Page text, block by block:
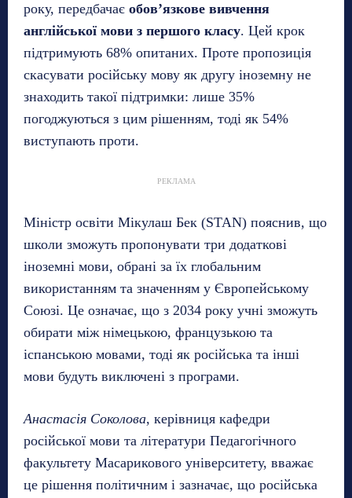
року, передбачає обов’язкове вивчення
англійської мови з першого класу. Цей крок
підтримують 68% опитаних. Проте пропозиція
скасувати російську мову як другу іноземну не
знаходить такої підтримки: лише 35%
погоджуються з цим рішенням, тоді як 54%
виступають проти.
РЕКЛАМА
Міністр освіти Мікулаш Бек (STAN) пояснив, що
школи зможуть пропонувати три додаткові
іноземні мови, обрані за їх глобальним
використанням та значенням у Європейському
Союзі. Це означає, що з 2034 року учні зможуть
обирати між німецькою, французькою та
іспанською мовами, тоді як російська та інші
мови будуть виключені з програми.
Анастасія Соколова, керівниця кафедри
російської мови та літератури Педагогічного
факультету Масарикового університету, вважає
це рішення політичним і зазначає, що російська